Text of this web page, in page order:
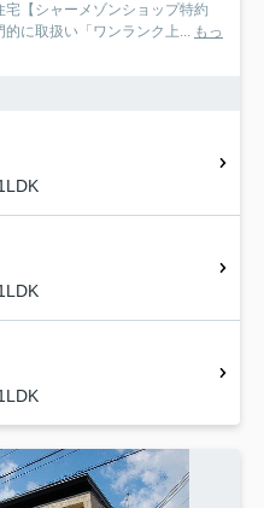
【シャーメゾンショップ特約
に取扱い「ワンランク上... もっ